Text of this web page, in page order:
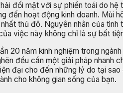
đối mặt với sự phiền toái do
đến hoạt động kinh doanh.
thủ đô. Nguyên nhân của
việc này không chỉ là sự bất
20 năm kinh nghiệm trong
đều cần một giải pháp nhanh
đại cho đến những lý do tại
cho không gian sống của bạn.